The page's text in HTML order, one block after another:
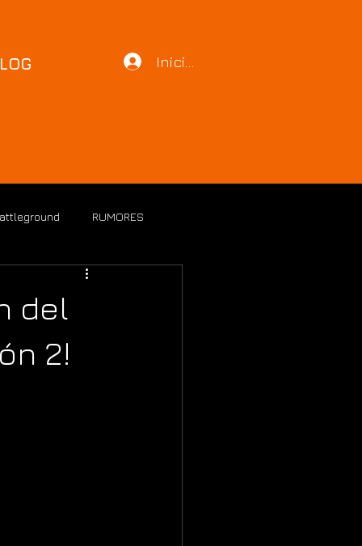
Iniciar sesión
RUMORES
del
2!